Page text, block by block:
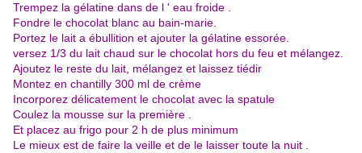
Trempez la gélatine dans de l ' eau froide .
Fondre le chocolat blanc au bain-marie.
Portez le lait a ébullition et ajouter la gélatine essorée.
versez 1/3 du lait chaud sur le chocolat hors du feu et mélangez.
Ajoutez le reste du lait, mélangez et laissez tiédir
Montez en chantilly 300 ml de crème
Incorporez délicatement le chocolat avec la spatule
Coulez la mousse sur la première .
Et placez au frigo pour 2 h de plus minimum
Le mieux est de faire la veille et de le laisser toute la nuit .